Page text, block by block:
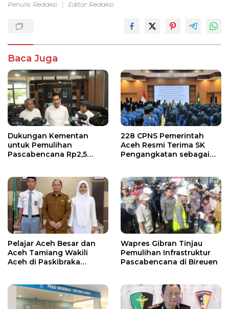
Penulis: Redaksi Editor: Redaksi
Baca Juga
Dukungan Kementan
untuk Pemulihan
Pascabencana Rp2,5
228 CPNS Pemerintah
Aceh Resmi Terima SK
Pengangkatan sebagai
Pelajar Aceh Besar dan
Aceh Tamiang Wakili
Aceh di Paskibraka
Wapres Gibran Tinjau
Pemulihan Infrastruktur
Pascabencana di Bireuen